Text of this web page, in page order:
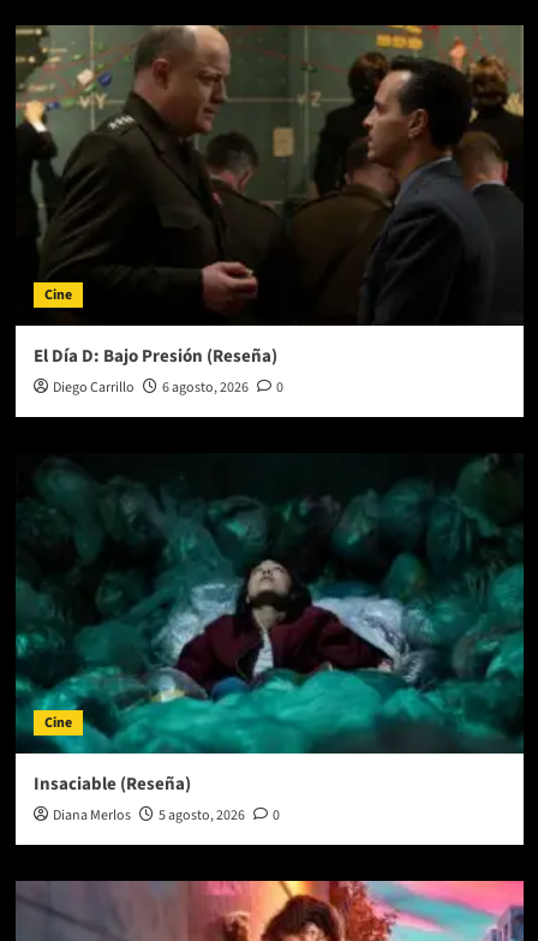
Cine
El Día D: Bajo Presión (Reseña)
Diego Carrillo 6 agosto, 2026 0
Cine
Insaciable (Reseña)
Diana Merlos 5 agosto, 2026 0